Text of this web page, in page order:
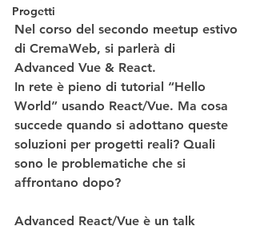
Progetti
Nel corso del secondo meetup estivo
di CremaWeb, si parlerà di
Advanced Vue & React.
In rete è pieno di tutorial “Hello
World” usando React/Vue. Ma cosa
succede quando si adottano queste
soluzioni per progetti reali? Quali
sono le problematiche che si
affrontano dopo?
Advanced React/Vue è un talk